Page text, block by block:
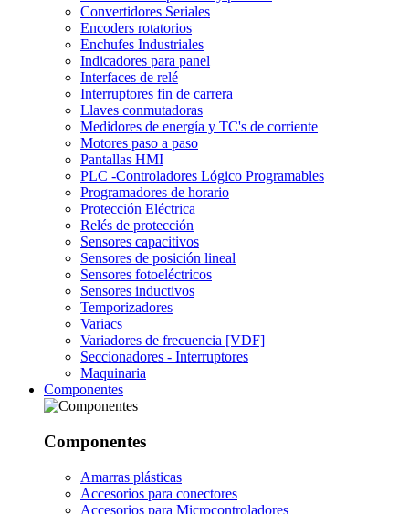
Convertidores Seriales
Encoders rotatorios
Enchufes Industriales
Indicadores para panel
Interfaces de relé
Interruptores fin de carrera
Llaves conmutadoras
Medidores de energía y TC's de corriente
Motores paso a paso
Pantallas HMI
PLC -Controladores Lógico Programables
Programadores de horario
Protección Eléctrica
Relés de protección
Sensores capacitivos
Sensores de posición lineal
Sensores fotoeléctricos
Sensores inductivos
Temporizadores
Variacs
Variadores de frecuencia [VDF]
Seccionadores - Interruptores
Maquinaria
Componentes
Componentes
Amarras plásticas
Accesorios para conectores
Accesorios para Microcontroladores